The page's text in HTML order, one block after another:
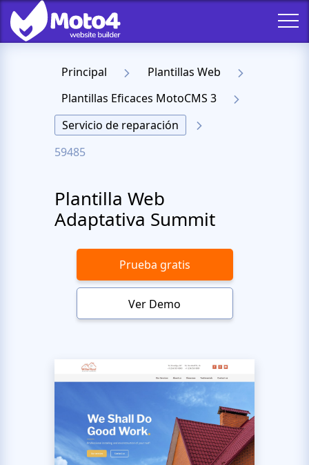
Principal
Plantillas Web
Plantillas Eficaces MotoCMS 3
Servicio de reparación
59485
Plantilla Web
Adaptativa Summit
Prueba gratis
Ver Demo